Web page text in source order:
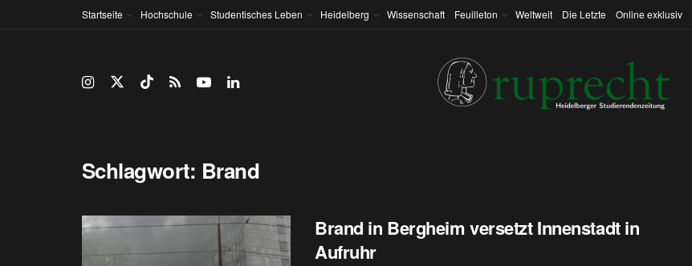
Startseite Hochschule Studentisches Leben Heidelberg Wissenschaft Feuilleton Weltweit Die Letzte Online exklusiv
Schlagwort: Brand
Brand in Bergheim versetzt Innenstadt in
Aufruhr